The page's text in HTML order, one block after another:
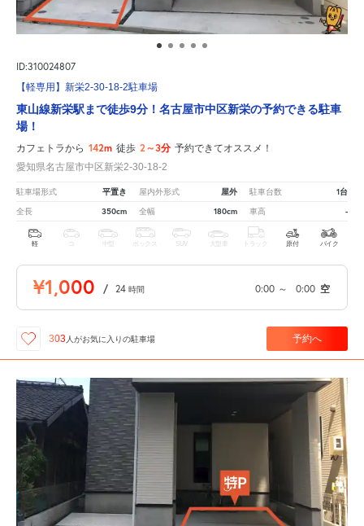
ID:310024807
【軽専用】新栄2-30-18-2駐車場
東山線新栄駅まで徒歩9分！名古屋市中区新栄の予約できる駐車
場！
カフェトラから 142m 徒歩 2～3分 予約できてオススメ！
愛知県名古屋市中区新栄2-30-18-2
駐車場形式 平置き 屋内外形式 屋外 駐車台数 1台
全長 350cm 全幅 180cm 車高 -
軽 中型 ボックス SUV 大型車 トラック 原付 バイク
¥1,000 / 24 時間 0:00 ～ 0:00 空
303 人がお気に入りの駐車場 予約へ